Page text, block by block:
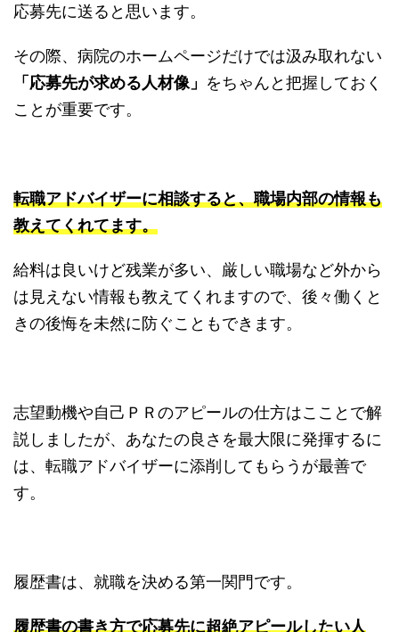
応募先に送ると思います。
その際、病院のホームページだけでは汲み取れない
「応募先が求める人材像」 をちゃんと把握しておく
ことが重要です。
転職アドバイザーに相談すると、職場内部の情報も
教えてくれてます。
給料は良いけど残業が多い、厳しい職場など外から
は見えない情報も教えてくれますので、後々働くと
きの後悔を未然に防ぐこともできます。
志望動機や自己ＰＲのアピールの仕方はこことで解
説しましたが、あなたの良さを最大限に発揮するに
は、転職アドバイザーに添削してもらうが最善で
す。
履歴書は、就職を決める第一関門です。
履歴書の書き方で応募先に超絶アピールしたい人